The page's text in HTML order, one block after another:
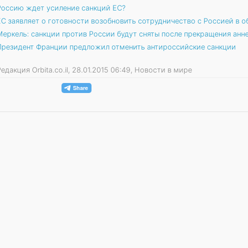
ждет усиление санкций ЕС?
заявляет о готовности возобновить сотрудничество с Россией в
санкции против России будут сняты после прекращения
Франции предложил отменить антироссийские санкции
Orbita.co.il, 28.01.2015 06:49, Новости в мире